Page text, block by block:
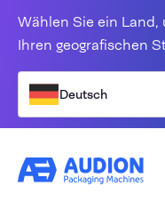
Wählen Sie ein
Ihren geografischen
Deutsch